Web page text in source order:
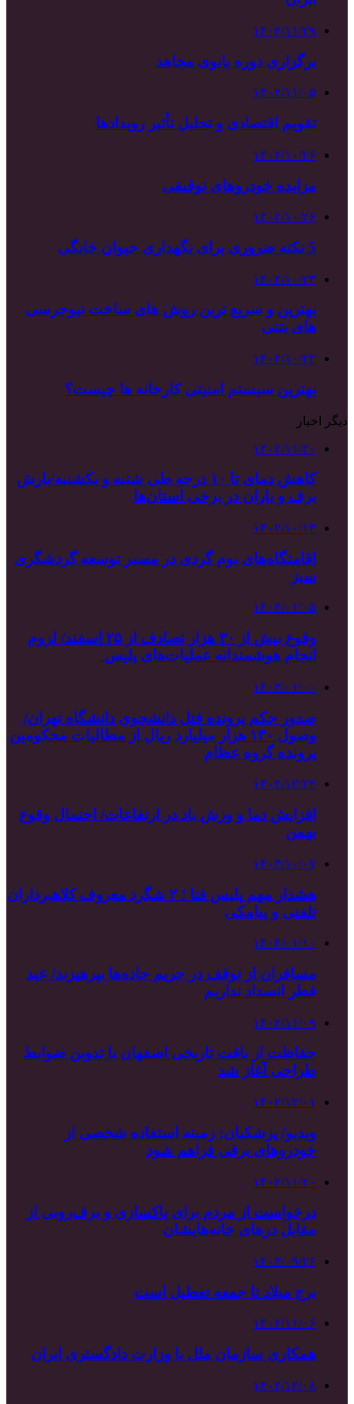
۱۴۰۲/۱۱/۲۹
برگزاری دوره بانوی مجاهد
۱۴۰۲/۱۱/۰۵
تقویم اقتصادی و تحلیل تأثیر رویدادها
۱۴۰۲/۱۰/۲۶
مزایده خودروهای توقیفی
۱۴۰۲/۱۰/۲۶
5 نکته ضروری برای نگهداری حیوان خانگی
۱۴۰۲/۱۰/۲۳
بهترین و سریع ترین روش های ساخت نیوجرسی
های بتنی
۱۴۰۲/۱۰/۲۲
بهترین سیستم امنیتی کارخانه ها چیست؟
دیگر اخبار
۱۴۰۲/۱۱/۳۰
کاهش دمای تا ۱۰ درجه طی شنبه و یکشنبه/بارش
برف و باران در برخی استان‌ها
۱۴۰۲/۱۰/۱۳
اقامتگاه‌های بوم گردی در مسیر توسعه گردشگری
سبز
۱۴۰۴/۰۱/۰۵
وقوع بیش از ۳۰ هزار تصادف از ۲۵ اسفند/ لزوم
انجام هوشمندانه عملیات‌های پلیس
۱۴۰۳/۰۱/۰۰
صدور حکم پرونده قتل دانشجوی دانشگاه تهران/
وصول ۱۳۰ هزار میلیارد ریال از مطالبات محکومین
پرونده گروه عظام
۱۴۰۲/۱۲/۲۲
افزایش دما و وزش باد در ارتفاعات/ احتمال وقوع
بهمن
۱۴۰۳/۱۰/۰۷
هشدار مهم پلیس فتا ؛ ۲ شگرد معروف کلاهبرداران
تلفنی و پیامکی
۱۴۰۴/۰۱/۱۰
مسافران از توقف در حریم جاده‌ها بپرهیزند/ عید
فطر انسداد نداریم
۱۴۰۲/۱۱/۰۹
حفاظت از بافت تاریخی اصفهان با تدوین ضوابط
طراحی آغاز شد
۱۴۰۲/۱۲/۰۱
ویدیو/ پزشکیان: زمینه استفاده شخصی از
خودروهای برقی فراهم شود
۱۴۰۲/۱۱/۲۰
درخواست از مردم برای پاکسازی و برف‌روبی از
مقابل درهای خانه‌هایشان
۱۴۰۳/۰۹/۲۶
برج میلاد تا جمعه تعطیل است
۱۴۰۲/۱۱/۰۶
همکاری سازمان ملل با وزارت دادگستری ایران
۱۴۰۲/۱۲/۰۸